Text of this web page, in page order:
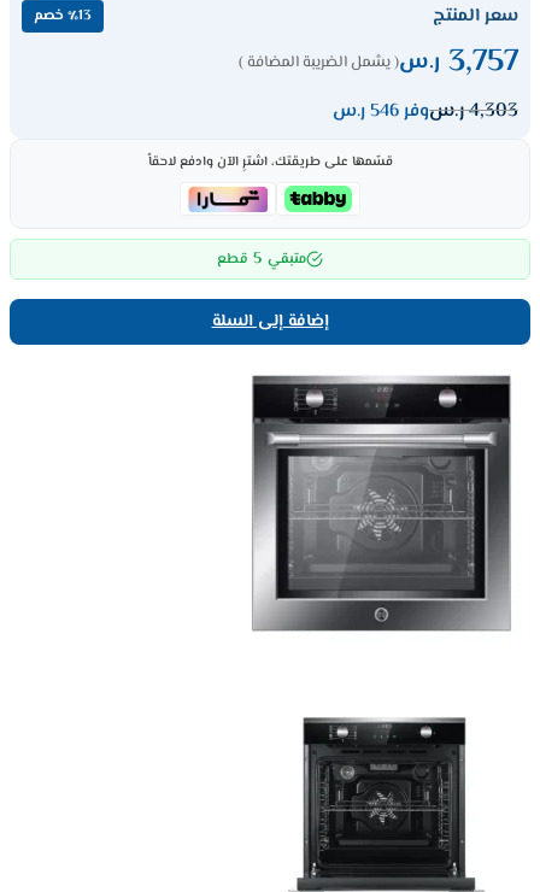
سعر المنتج ٪13 خصم
3,757 ر.س( يشمل الضريبة المضافة )
4,303ر.سوفر 546 ر.س
قسّمها على طريقتك، اشترِ الآن وادفع لاحقاً
متبقي 5 قطع
إضافة إلى السلة